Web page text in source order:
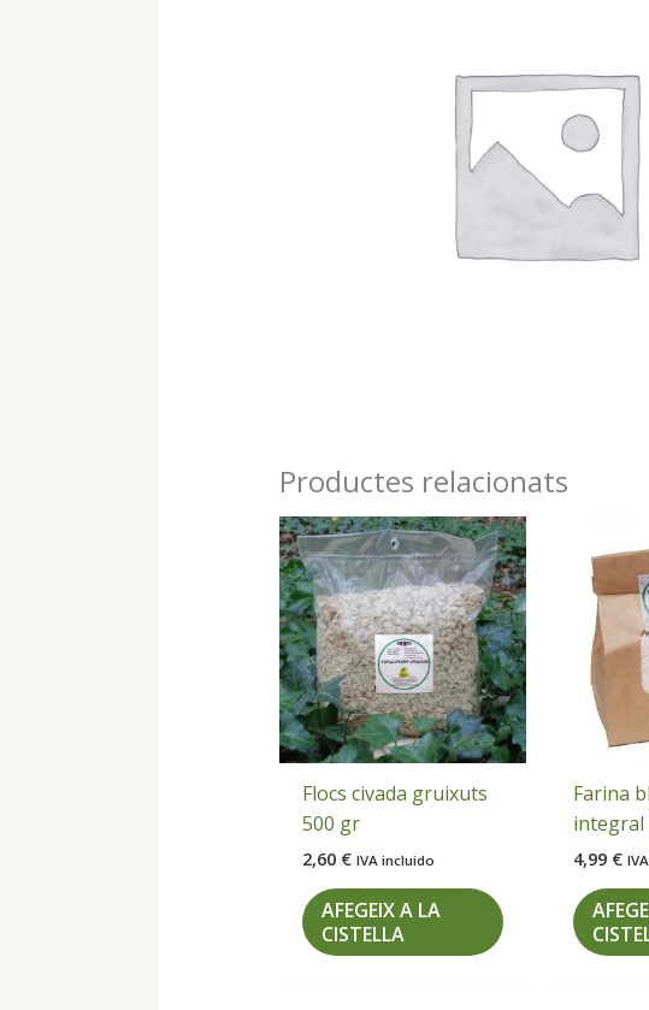
Productes relacionats
Flocs civada gruixuts
500 gr
2,60 € IVA incluido
AFEGEIX A LA
CISTELLA
Farina
integral
4,99 €